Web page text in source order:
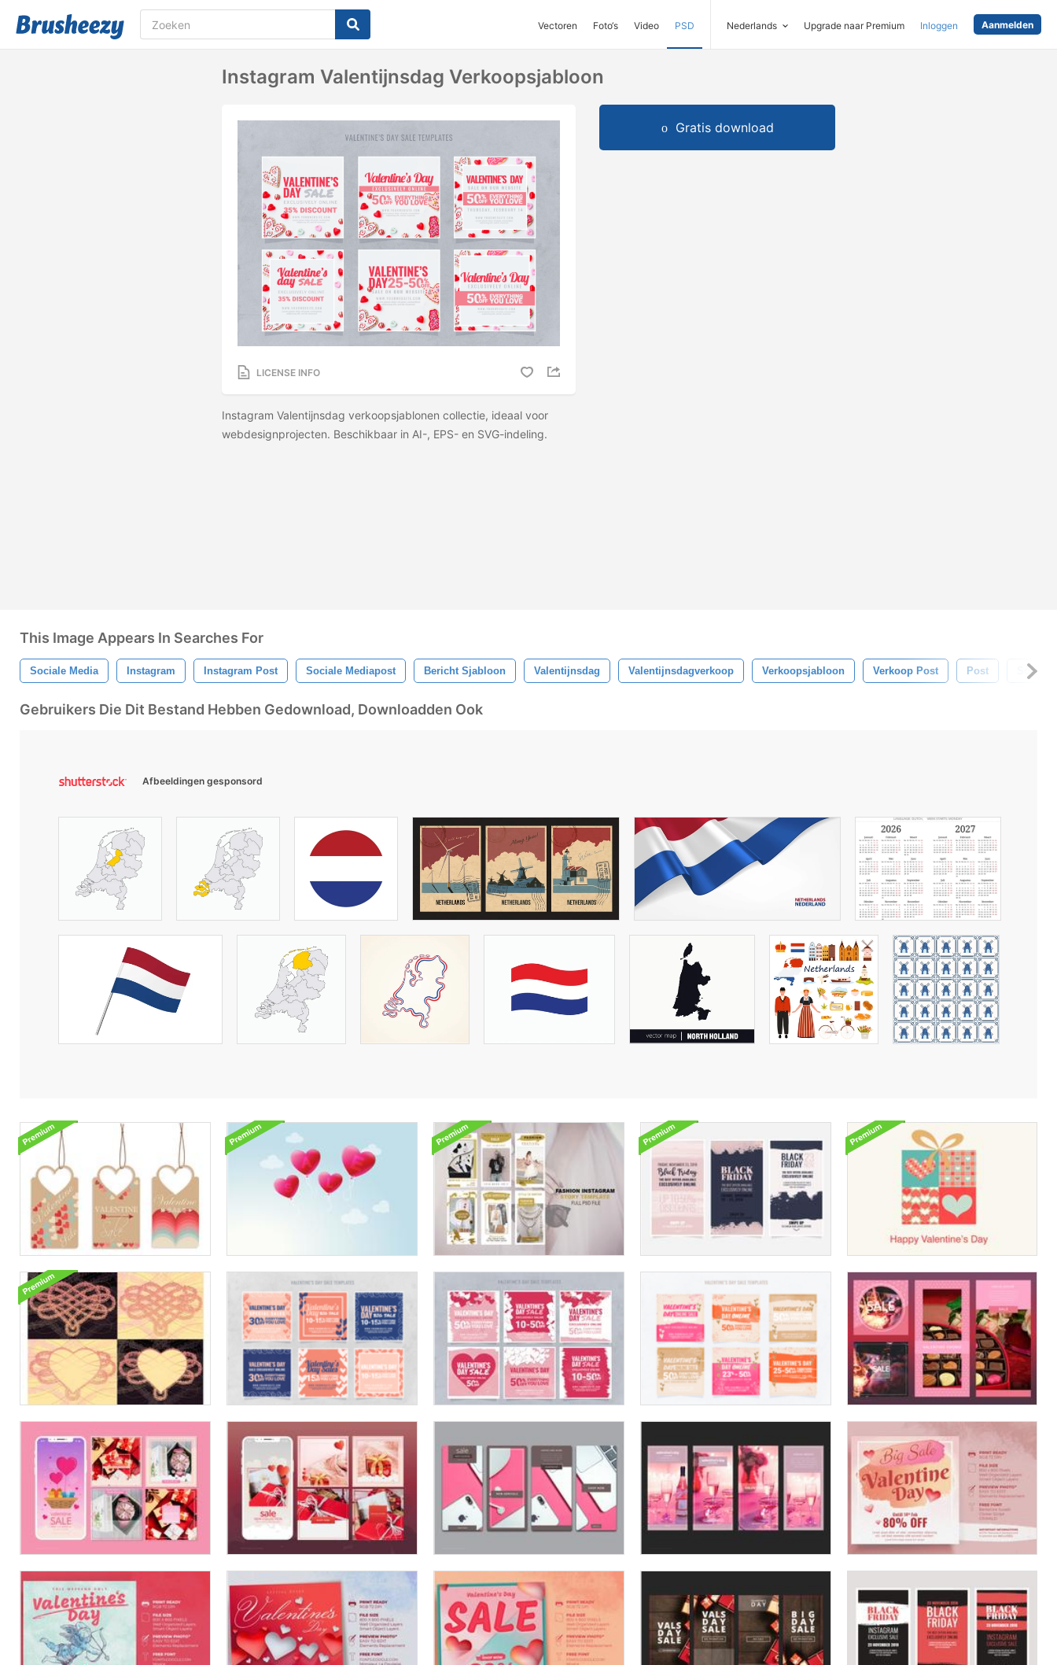
Vectoren Foto‘s Video PSD Nederlands Upgrade naar Premium Inloggen Aanmelden
Instagram Valentijnsdag Verkoopsjabloon
LICENSE INFO
Instagram Valentijnsdag verkoopsjablonen collectie, ideaal voor
webdesignprojecten. Beschikbaar in AI-, EPS- en SVG-indeling.
Gratis download
This Image Appears In Searches For
Sociale Media Instagram Instagram Post Sociale Mediapost Bericht Sjabloon Valentijnsdag Valentijnsdagverkoop Verkoopsjabloon Verkoop Post Post
Gebruikers Die Dit Bestand Hebben Gedownload, Downloadden Ook
Afbeeldingen gesponsord